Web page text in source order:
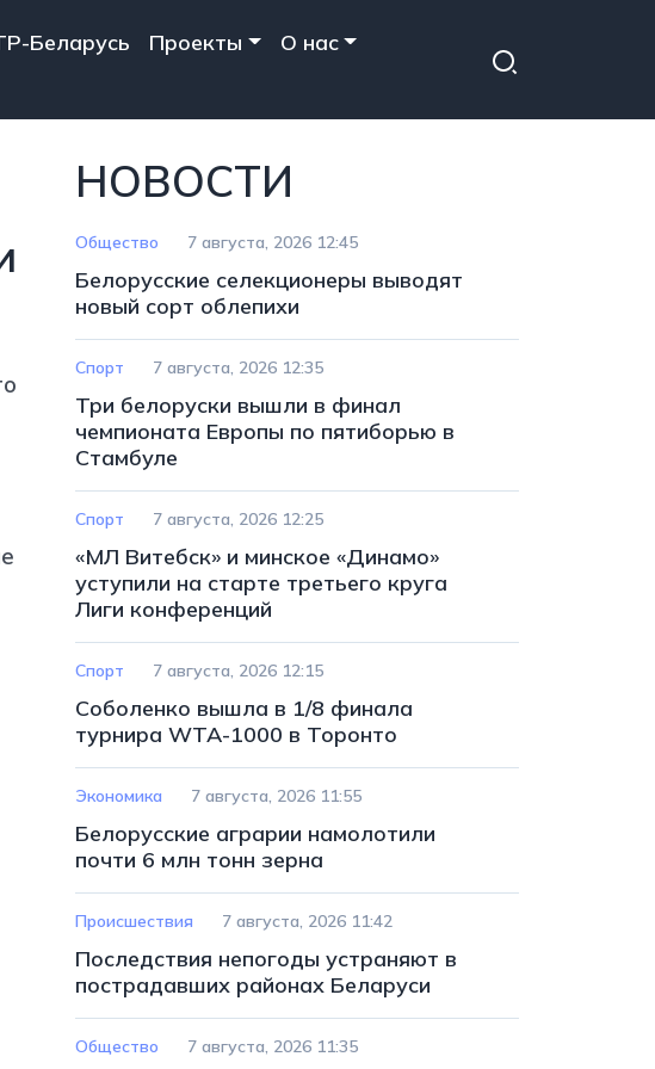
Беларусь Проекты О нас
НОВОСТИ
Общество 7 августа, 2026 12:45
Белорусские селекционеры выводят
новый сорт облепихи
Спорт 7 августа, 2026 12:35
Три белоруски вышли в финал
чемпионата Европы по пятиборью в
Стамбуле
Спорт 7 августа, 2026 12:25
«МЛ Витебск» и минское «Динамо»
уступили на старте третьего круга
Лиги конференций
Спорт 7 августа, 2026 12:15
Соболенко вышла в 1/8 финала
турнира WTA-1000 в Торонто
Экономика 7 августа, 2026 11:55
Белорусские аграрии намолотили
почти 6 млн тонн зерна
Происшествия 7 августа, 2026 11:42
Последствия непогоды устраняют в
пострадавших районах Беларуси
Общество 7 августа, 2026 11:35